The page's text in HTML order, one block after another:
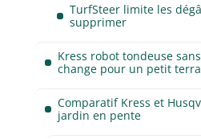
TurfSteer limite les
supprimer
Kress robot tondeuse
change pour un petit
Comparatif Kress et
jardin en pente